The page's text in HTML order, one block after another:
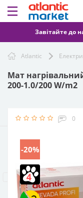
Завітайте до
Atlantic
Мат
200-1.0/200 W/m2
0
-20%